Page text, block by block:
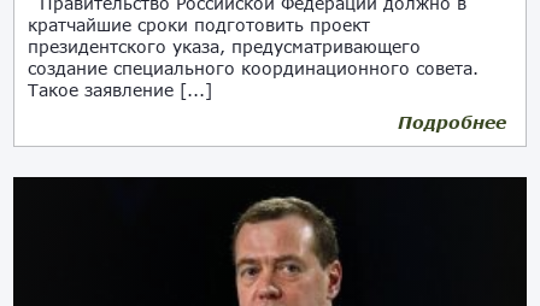
кратчайшие сроки подготовить проект
президентского указа, предусматривающего
создание специального координационного совета.
Такое заявление [...]
Подробнее